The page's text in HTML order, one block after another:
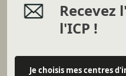
Recevez
l'ICP !
Je choisis mes centres